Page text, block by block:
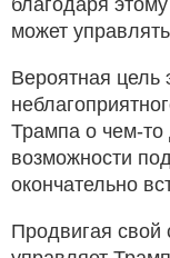
может
Вероятная цель
Трампа о чем-то
возможности
окончательно
Продвигая свой